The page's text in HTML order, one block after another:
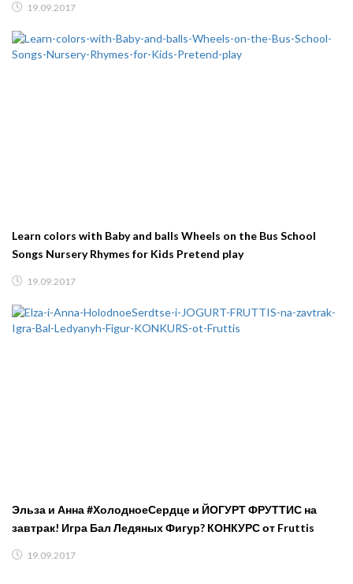
19.09.2017
Learn colors with Baby and balls Wheels on the Bus School
Songs Nursery Rhymes for Kids Pretend play
19.09.2017
Эльза и Анна #ХолодноеСердце и ЙОГУРТ ФРУТТИС на
завтрак! Игра Бал Ледяных Фигур? КОНКУРС от Fruttis
19.09.2017